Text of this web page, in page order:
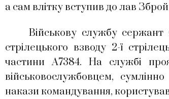
а сам влітку вступив до лав
Військову службу сержант
стрілецького взводу 2-ї
частини А7384. На службі
військовослужбовцем,
накази командування,